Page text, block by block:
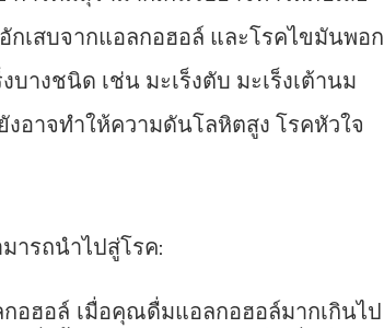
เสบจากแอลกอฮอล์ และโรคไขมันพอก
างชนิด เช่น มะเร็งตับ มะเร็งเต้านม
อาจทำให้ความดันโลหิตสูง โรคหัวใจ
ารถนำไปสู่โรค:
อฮอล์ เมื่อคุณดื่มแอลกอฮอล์มากเกินไป